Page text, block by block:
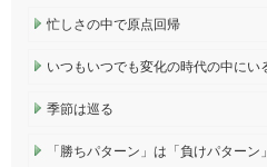
忙しさの中で原点回帰
いつもいつでも変化の時代の中にい
季節は巡る
「勝ちパターン」は「負けパターン」